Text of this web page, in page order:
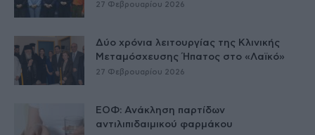
27 Φεβρουαρίου 2026
Δύο χρόνια λειτουργίας της Κλινικής
Μεταμόσχευσης Ήπατος στο «Λαϊκό»
27 Φεβρουαρίου 2026
ΕΟΦ: Ανάκληση παρτίδων
αντιλιπιδαιμικού φαρμάκου